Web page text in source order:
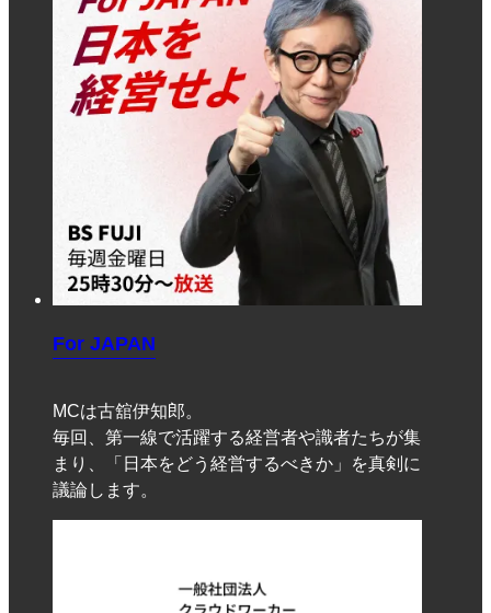
For JAPAN
MCは古舘伊知郎。
毎回、第一線で活躍する経営者や識者たちが集
まり、「日本をどう経営するべきか」を真剣に
議論します。